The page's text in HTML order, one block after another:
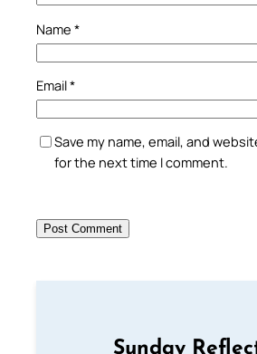
Name *
Email*
Save my name, email, and
for the next time I comment.
Sunday